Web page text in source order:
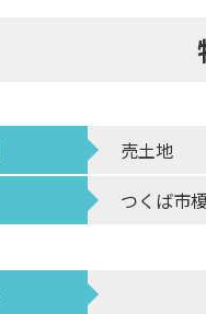
売土地
つくば市